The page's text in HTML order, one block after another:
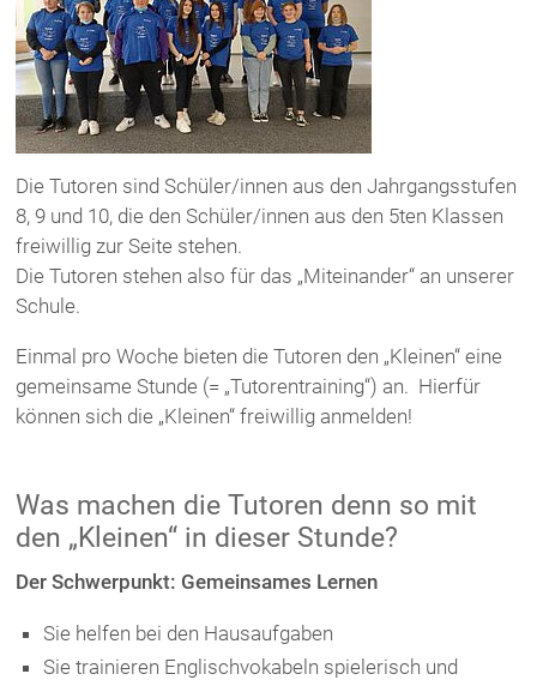
Die Tutoren sind Schüler/innen aus den Jahrgangsstufen
8, 9 und 10, die den Schüler/innen aus den 5ten Klassen
freiwillig zur Seite stehen.
Die Tutoren stehen also für das „Miteinander“ an unserer
Schule.
Einmal pro Woche bieten die Tutoren den „Kleinen“ eine
gemeinsame Stunde (= „Tutorentraining“) an. Hierfür
können sich die „Kleinen“ freiwillig anmelden!
Was machen die Tutoren denn so mit
den „Kleinen“ in dieser Stunde?
Der Schwerpunkt: Gemeinsames Lernen
Sie helfen bei den Hausaufgaben
Sie trainieren Englischvokabeln spielerisch und